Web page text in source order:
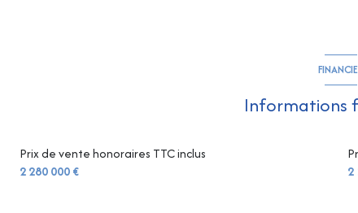
Informations
Prix de vente honoraires TTC inclus
2 280 000 €
2